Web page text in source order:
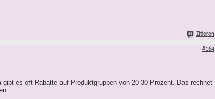
Zitieren
#164
es oft Rabatte auf Produktgruppen von 20-30 Prozent. Das rechnet